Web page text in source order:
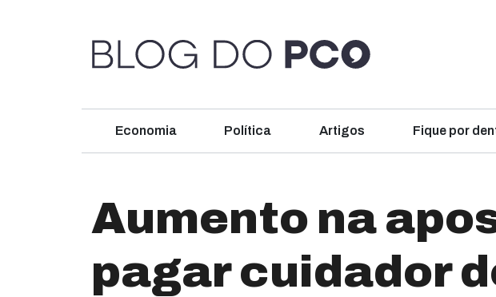
Economia Política Artigos Fique por
Aumento na
pagar cuidador